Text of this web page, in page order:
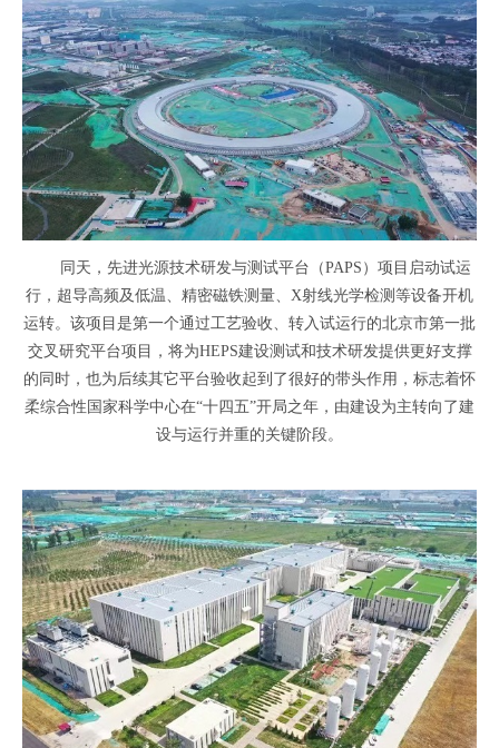
同天，先进光源技术研发与测试平台（PAPS）项目启动试运
行，超导高频及低温、精密磁铁测量、X射线光学检测等设备开机
运转。该项目是第一个通过工艺验收、转入试运行的北京市第一批
交叉研究平台项目，将为HEPS建设测试和技术研发提供更好支撑
的同时，也为后续其它平台验收起到了很好的带头作用，标志着怀
柔综合性国家科学中心在“十四五”开局之年，由建设为主转向了建
设与运行并重的关键阶段。